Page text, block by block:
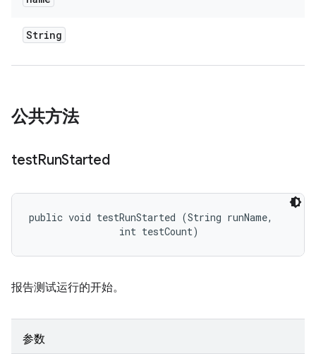
String
公共方法
testRunStarted
public void testRunStarted (String runName,
                int testCount)
报告测试运行的开始。
参数